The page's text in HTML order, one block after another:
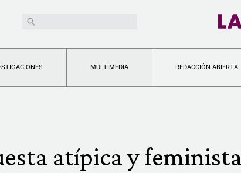
YouTubeBuscar:
MULTIMEDIA REDACCIÓN ABIERTA
atípica y feminista